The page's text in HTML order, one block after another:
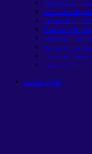
Conservadora – Rico
Sofisticada – Rico
Conservadora –
Moderada – Rico
Sofisticada – Rico
Carteira
Carteira
Smart Ações 5+
Carteiras globais